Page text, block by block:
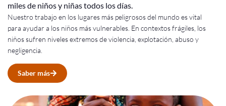
miles de niños y niñas todos los días.
Nuestro trabajo en los lugares más peligrosos del mundo es vital
para ayudar a los niños más vulnerables. En contextos frágiles, los
niños sufren niveles extremos de violencia, explotación, abuso y
negligencia.
Saber más